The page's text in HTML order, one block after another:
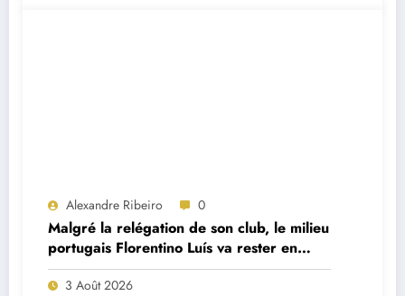
Alexandre Ribeiro 0
Malgré la relégation de son club, le milieu
portugais Florentino Luís va rester en
Premier League
3 Août 2026